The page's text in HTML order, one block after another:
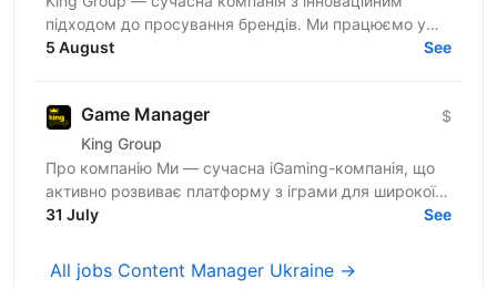
підходом до просування брендів. Ми працюємо у
сфері iGaming та маємо три власні успішні
5 August See
Game Manager
King Group
$
Про компанію Ми — сучасна iGaming-компанія, що
активно розвиває платформу з іграми для широкої
аудиторії. Наша мета — забезпечити гравцям
31 July See
All jobs Content Manager Ukraine →